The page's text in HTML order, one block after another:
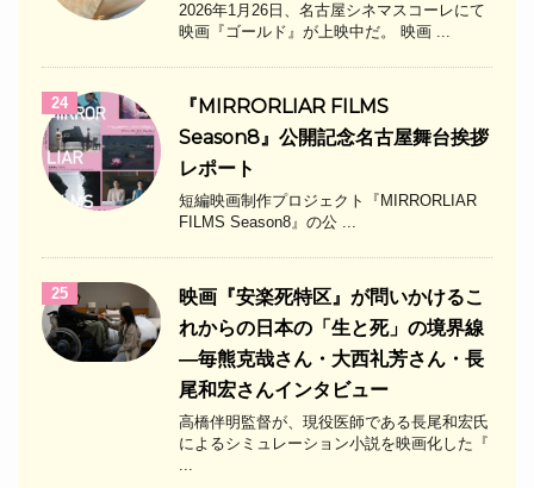
2026年1月26日、名古屋シネマスコーレにて
映画『ゴールド』が上映中だ。 映画 ...
24
『MIRRORLIAR FILMS
Season8』公開記念名古屋舞台挨拶
レポート
短編映画制作プロジェクト『MIRRORLIAR
FILMS Season8』の公 ...
25
映画『安楽死特区』が問いかけるこ
れからの日本の「生と死」の境界線
―毎熊克哉さん・大西礼芳さん・長
尾和宏さんインタビュー
高橋伴明監督が、現役医師である長尾和宏氏
によるシミュレーション小説を映画化した『
...